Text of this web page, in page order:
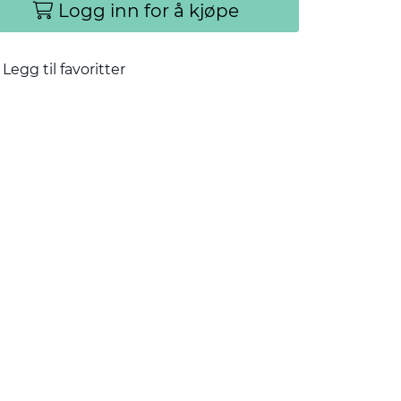
Logg inn for å kjøpe
Legg til favoritter